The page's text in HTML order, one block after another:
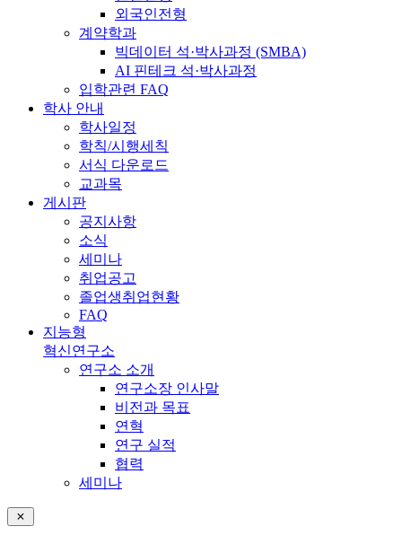
외국인전형
계약학과
빅데이터 석·박사과정 (SMBA)
AI 핀테크 석·박사과정
입학관련 FAQ
학사 안내
학사일정
학칙/시행세칙
서식 다운로드
교과목
게시판
공지사항
소식
세미나
취업공고
졸업생취업현황
FAQ
지능형
혁신연구소
연구소 소개
연구소장 인사말
비전과 목표
연혁
연구 실적
협력
세미나